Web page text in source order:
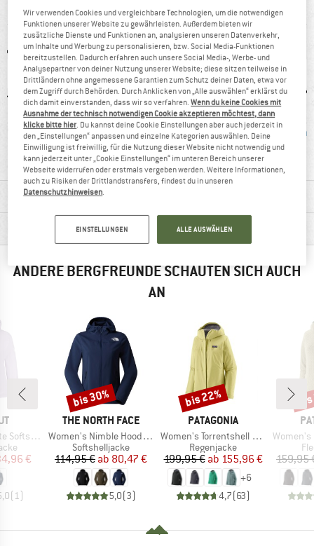
Atmungsgaktive Softshelljacke für den Bergsport
Kunden sagen:
guter Schnitt
Kunden sagen:
leicht
MATERIALINFOS & FEATURES
PRODUKTBESCHREIBUNG
ANDERE BERGFREUNDE SCHAUTEN SICH AUCH
AN
Jacket
Preis
€
( 1)
MARKE
THE NORTH FACE
Artikel
Women's Nimble Hoodie 2
Produktgruppe
Softshelljacke
Preis
114,95 € reduzierter Preis
ab 80,47 €
5,0(3)
Rabatt
bis 30%
MARKE
PATAGONIA
Artikel
Women's Torrentshell 3L Jacket
Produktgruppe
Regenjacke
Preis
199,95 € reduzierter Preis
ab 155,96 €
+6
4,7(63)
Rabatt
bis 22%
Artikel
Women's R1
159,95
Wir verwenden Cookies und vergleichbare Technologien, um die notwendigen
Funktionen unserer Website zu gewährleisten. Außerdem bieten wir
zusätzliche Dienste und Funktionen an, analysieren unseren Datenverkehr,
um Inhalte und Werbung zu personalisieren, bzw. Social Media-Funktionen
bereitzustellen. Dadurch erfahren auch unsere Social Media-, Werbe- und
Analysepartner von deiner Nutzung unserer Website; diese sitzen teilweise in
Drittländern ohne angemessene Garantien zum Schutz deiner Daten, etwa vor
dem Zugriff durch Behörden. Durch Anklicken von „Alle auswählen“ erklärst du
dich damit einverstanden, dass wir so verfahren.Wenn du keine Cookies mit
Ausnahme der technisch notwendigen Cookie akzeptieren möchtest, dann
klicke bitte hier . Du kannst deine Cookie Einstellungen aber auch jederzeit in
den „Einstellungen“ anpassen und einzelne Kategorien auswählen. Deine
Einwilligung ist freiwillig, für die Nutzung dieser Website nicht notwendig und
kann jederzeit unter „Cookie Einstellungen“ im unteren Bereich unserer
Webseite widerrufen oder erstmals vergeben werden. Weitere Informationen,
auch zu Risiken der Drittlandstransfers, findest du in unseren
Datenschutzhinweisen
EINSTELLUNGEN ALLE AUSWÄHLEN